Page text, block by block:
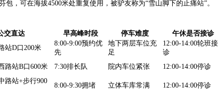
包，可在海拔4500米处重复使用，被驴友称为“雪山脚下的止痛站”。
交直达 早高峰时段 停车难度
午休是否接诊
站D口200米
8:00-9:00预约优
先
地下两层车位充
足
12:00-14:00轮班接
诊
路站B口600米 7:30排长队 院内车位紧张 12:00-14:00停诊
路站+步行900
8:00-9:30拥堵 立体车库常满 12:00-14:00停诊